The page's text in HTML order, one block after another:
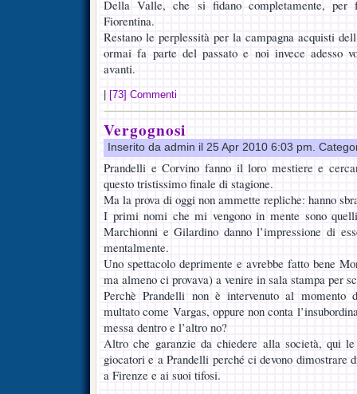
Della Valle, che si fidano completamente, per
Fiorentina.
Restano le perplessità per la campagna acquisti
ormai fa parte del passato e noi invece adesso
avanti.
[73] Commenti
Vergognosi
Inserito da admin il 25 Apr 2010 6:03 pm.
Prandelli e Corvino fanno il loro mestiere e
questo tristissimo finale di stagione.
Ma la prova di oggi non ammette repliche: hanno
I primi nomi che mi vengono in mente sono
Marchionni e Gilardino danno l’impressione di
mentalmente.
Uno spettacolo deprimente e avrebbe fatto bene
ma almeno ci provava) a venire in sala stampa per
Perchè Prandelli non è intervenuto al momento
multato come Vargas, oppure non conta
messa dentro e l’altro no?
Altro che garanzie da chiedere alla società, qui
giocatori e a Prandelli perché ci devono dimostrare
a Firenze e ai suoi tifosi.